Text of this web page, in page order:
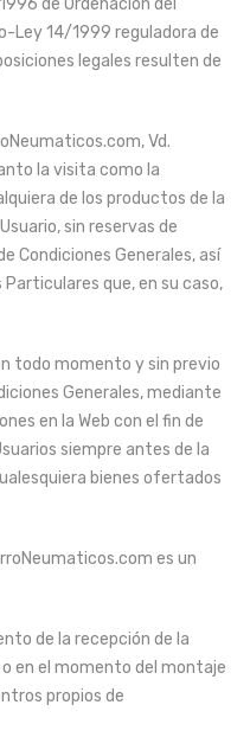
de Ordenación del
Ley 14/1999 reguladora de
legales resulten de
Vd.
la visita como la
de los productos de la
sin reservas de
Condiciones Generales, así
que, en su caso,
todo momento y sin previo
Generales, mediante
en la Web con el fin de
siempre antes de la
bienes ofertados
es un
de la recepción de la
en el momento del montaje
propios de